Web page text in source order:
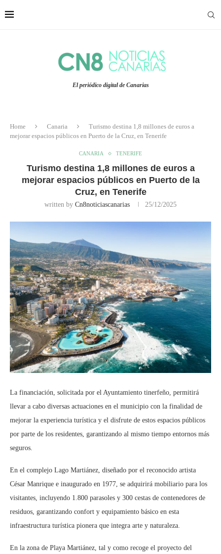
El periódico digital de Canarias
Home Canaria
Turismo destina 1,8 millones de euros a
mejorar espacios públicos en Puerto de la Cruz, en Tenerife
CANARIA TENERIFE
Turismo destina 1,8 millones de euros a
mejorar espacios públicos en Puerto de la
Cruz, en Tenerife
written by Cn8noticiascanarias 25/12/2025
La financiación, solicitada por el Ayuntamiento tinerfeño, permitirá
llevar a cabo diversas actuaciones en el municipio con la finalidad de
mejorar la experiencia turística y el disfrute de estos espacios públicos
por parte de los residentes, garantizando al mismo tiempo entornos más
seguros.
En el complejo Lago Martiánez, diseñado por el reconocido artista
César Manrique e inaugurado en 1977, se adquirirá mobiliario para los
visitantes, incluyendo 1.800 parasoles y 300 cestas de contenedores de
residuos, garantizando confort y equipamiento básico en esta
infraestructura turística pionera que integra arte y naturaleza.
En la zona de Playa Martiánez, tal y como recoge el proyecto del